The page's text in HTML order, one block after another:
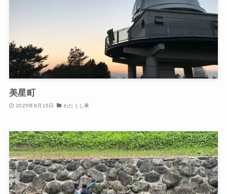
美星町
2025年8月15日 わたくし事